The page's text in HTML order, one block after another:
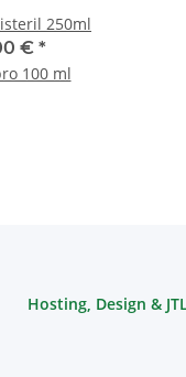
250ml
€ *
100 ml
Hosting, Design &